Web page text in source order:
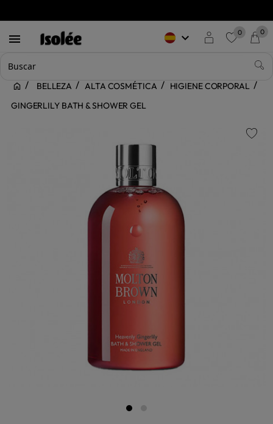
 keyboard_arrow_down 0 0
BELLEZA ALTA COSMÉTICA
HIGIENE CORPORAL
GINGERLILY BATH & SHOWER GEL